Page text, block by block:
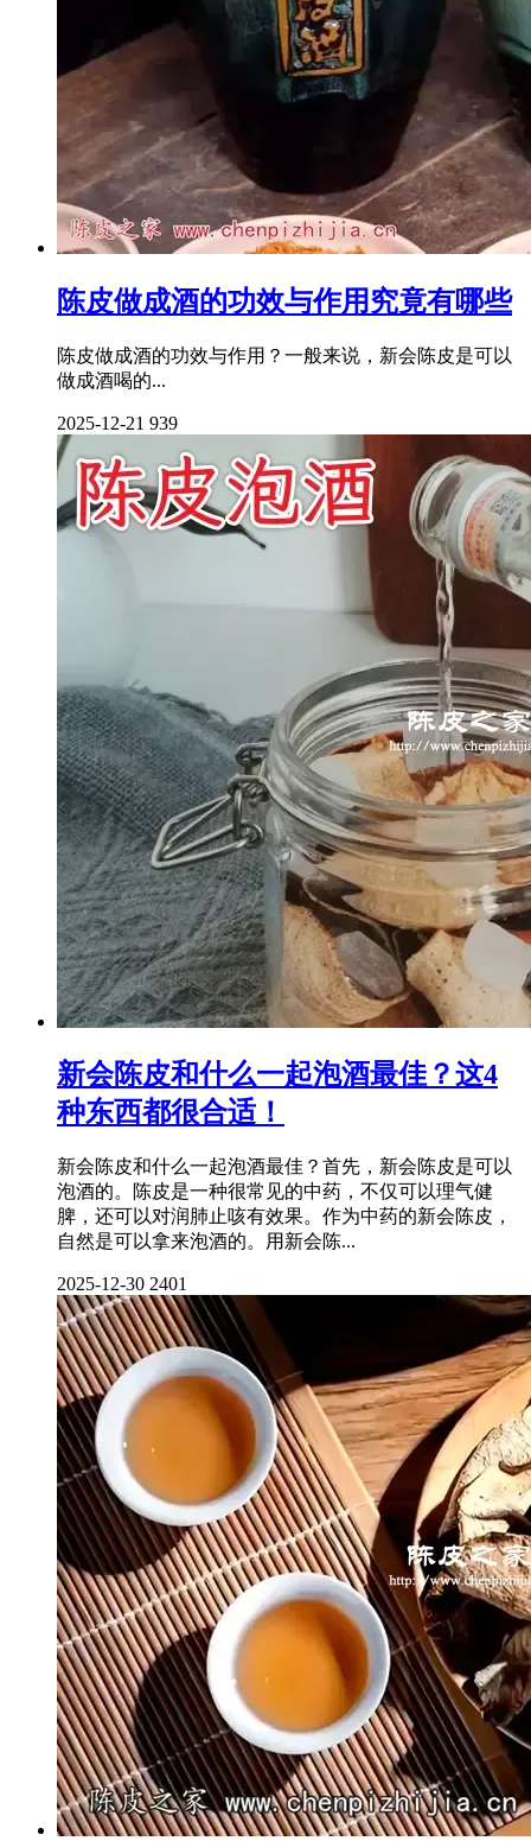
陈皮做成酒的功效与作用究竟有哪些
陈皮做成酒的功效与作用？一般来说，新会陈皮是可以
做成酒喝的...
2025-12-21 939
新会陈皮和什么一起泡酒最佳？这4
种东西都很合适！
新会陈皮和什么一起泡酒最佳？首先，新会陈皮是可以
泡酒的。陈皮是一种很常见的中药，不仅可以理气健
脾，还可以对润肺止咳有效果。作为中药的新会陈皮，
自然是可以拿来泡酒的。用新会陈...
2025-12-30 2401